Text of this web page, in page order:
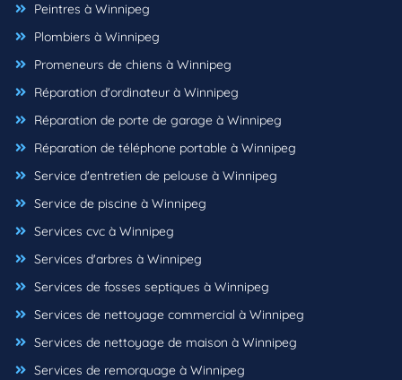
Peintres à Winnipeg
Plombiers à Winnipeg
Promeneurs de chiens à Winnipeg
Réparation d'ordinateur à Winnipeg
Réparation de porte de garage à Winnipeg
Réparation de téléphone portable à Winnipeg
Service d'entretien de pelouse à Winnipeg
Service de piscine à Winnipeg
Services cvc à Winnipeg
Services d'arbres à Winnipeg
Services de fosses septiques à Winnipeg
Services de nettoyage commercial à Winnipeg
Services de nettoyage de maison à Winnipeg
Services de remorquage à Winnipeg